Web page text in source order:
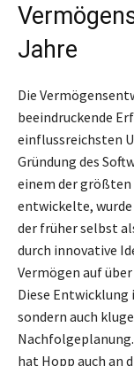
Jahre
Die
beeindruckende
einflussreichsten
Gründung des
einem der
entwickelte,
der früher selbst
durch innovative
Vermögen auf
Diese
sondern auch
hat Hopp auch an